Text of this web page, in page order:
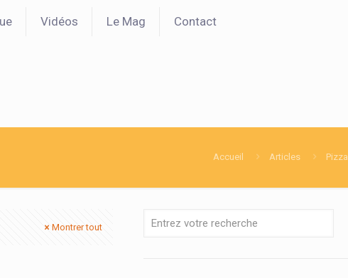
Vidéos Le Mag Contact
Accueil Articles Pizza
Montrer tout